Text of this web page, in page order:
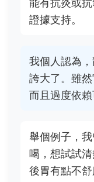
能有抗炎或
證據支持。
我個人認為
誇大了。雖
而且過度依賴
舉個例子，
喝，想試試
後胃有點不